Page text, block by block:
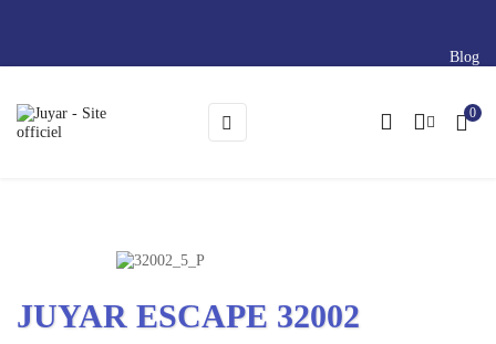
Blog
Basculer
la
☰ 0
JUYAR ESCAPE 32002